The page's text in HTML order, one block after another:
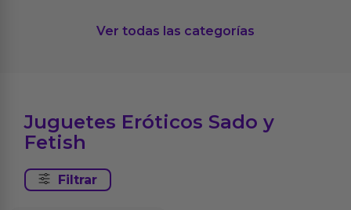
Ver todas las categorías
Juguetes Eróticos Sado y
Fetish
Filtrar